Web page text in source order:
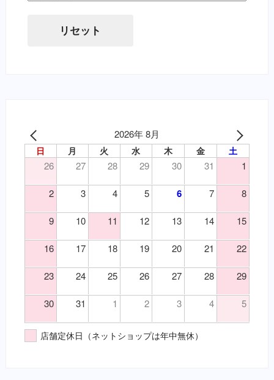
胃腸薬・消化器用（要・犬）
目薬・眼軟膏（要・犬）
泌尿器の薬（要・犬）
吐き気止め（要・犬）
変形性関節症・関節炎（要・犬）
変形性関節症・関節炎（要・猫）
風邪薬・鎮痛剤（要・犬）
鎮静・精神安定・麻酔（要・犬）
代謝性用薬・ホルモン剤（要・犬）
医薬品その他（要・犬・猫）
【総合栄養食】
栄養食（犬）
ブリスミックス（犬）
イティ iti（犬）
（寄）蚊
（皮）洗浄・殺菌消毒
（皮）湿疹
（皮）皮膚炎
（目）乾性角結膜炎
（目）角膜炎
（神）鎮静
（胃）嘔吐
（胃）消化不良
（胃）食欲不振
（腎）尿毒症
（腎）腎不全
リセット
2026年 8月
日 月 火 水 木 金 土
26 27 28 29 30 31 1
2 3 4 5 6 7 8
9 10 11 12 13 14 15
16 17 18 19 20 21 22
23 24 25 26 27 28 29
30 31 1 2 3 4 5
店舗定休日（ネットショップは年中無休）